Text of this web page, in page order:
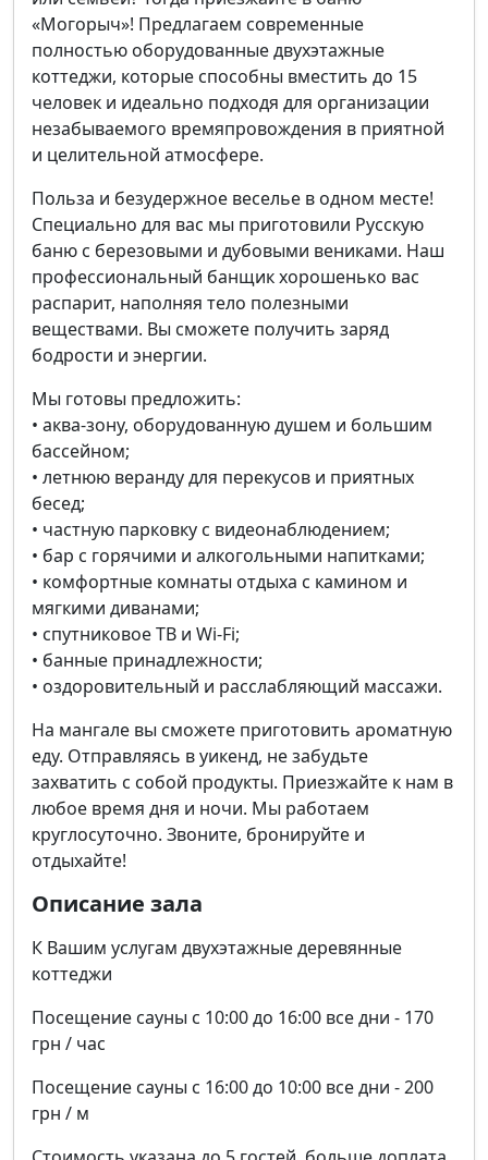
«Могорыч»! Предлагаем современные
полностью оборудованные двухэтажные
коттеджи, которые способны вместить до 15
человек и идеально подходя для организации
незабываемого времяпровождения в приятной
и целительной атмосфере.
Польза и безудержное веселье в одном месте!
Специально для вас мы приготовили Русскую
баню с березовыми и дубовыми вениками. Наш
профессиональный банщик хорошенько вас
распарит, наполняя тело полезными
веществами. Вы сможете получить заряд
бодрости и энергии.
Мы готовы предложить:
• аква-зону, оборудованную душем и большим
бассейном;
• летнюю веранду для перекусов и приятных
бесед;
• частную парковку с видеонаблюдением;
• бар с горячими и алкогольными напитками;
• комфортные комнаты отдыха с камином и
мягкими диванами;
• спутниковое ТВ и Wi-Fi;
• банные принадлежности;
• оздоровительный и расслабляющий массажи.
На мангале вы сможете приготовить ароматную
еду. Отправляясь в уикенд, не забудьте
захватить с собой продукты. Приезжайте к нам в
любое время дня и ночи. Мы работаем
круглосуточно. Звоните, бронируйте и
отдыхайте!
Описание зала
К Вашим услугам двухэтажные деревянные
коттеджи
Посещение сауны с 10:00 до 16:00 все дни - 170
грн / час
Посещение сауны с 16:00 до 10:00 все дни - 200
грн / м